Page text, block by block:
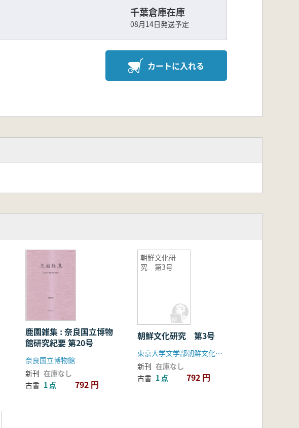
千葉倉庫在庫
08月14日発送予定
カートに入れる
鹿園雑集 : 奈良国立博物
館研究紀要 第20号
奈良国立博物館
新刊 在庫なし
古書 1 点 792 円
朝鮮文化研
究 第3号
朝鮮文化研究 第3号
東京大学文学部朝鮮文化研究室
新刊 在庫なし
古書 1 点 792 円